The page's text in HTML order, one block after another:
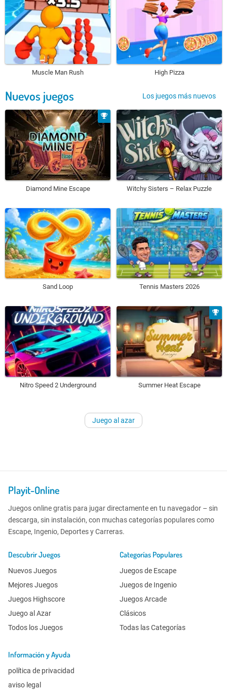
Muscle Man Rush High Pizza
Nuevos juegos Los juegos más nuevos
Diamond Mine Escape Witchy Sisters – Relax Puzzle
Sand Loop Tennis Masters 2026
Nitro Speed 2 Underground Summer Heat Escape
Juego al azar
Playit-Online
Juegos online gratis para jugar directamente en tu navegador – sin
descarga, sin instalación, con muchas categorías populares como
Escape, Ingenio, Deportes y Carreras.
Descubrir Juegos
Nuevos Juegos
Mejores Juegos
Juegos Highscore
Juego al Azar
Todos los Juegos
Categorías Populares
Juegos de Escape
Juegos de Ingenio
Juegos Arcade
Clásicos
Todas las Categorías
Información y Ayuda
política de privacidad
aviso legal